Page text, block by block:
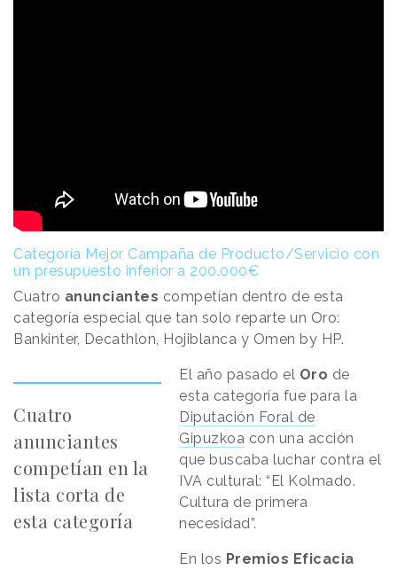
Categoría Mejor Campaña de Producto/Servicio con
un presupuesto inferior a 200.000€
Cuatro anunciantes competían dentro de esta
categoría especial que tan solo reparte un Oro:
Bankinter, Decathlon, Hojiblanca y Omen by HP.
Cuatro
anunciantes
competían en la
lista corta de
esta categoría
El año pasado el Oro de
esta categoría fue para la
Diputación Foral de
Gipuzkoa con una acción
que buscaba luchar contra el
IVA cultural: “El Kolmado.
Cultura de primera
necesidad”.
En los Premios Eficacia